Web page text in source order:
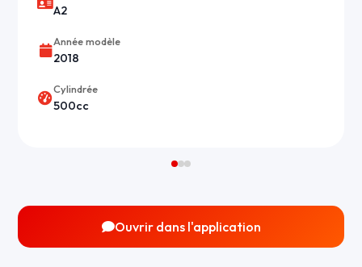
A2
Année modèle
2018
Cylindrée
500cc
Ouvrir dans l'application